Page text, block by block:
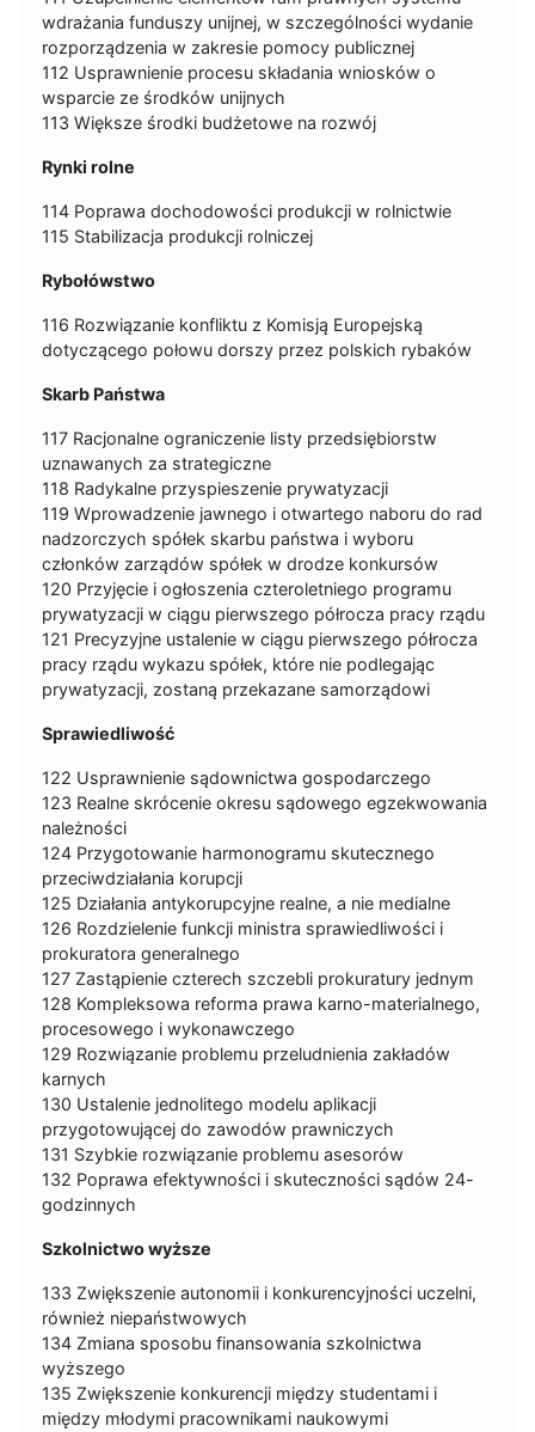
wdrażania funduszy unijnej, w szczególności wydanie
rozporządzenia w zakresie pomocy publicznej
112 Usprawnienie procesu składania wniosków o
wsparcie ze środków unijnych
113 Większe środki budżetowe na rozwój
Rynki rolne
114 Poprawa dochodowości produkcji w rolnictwie
115 Stabilizacja produkcji rolniczej
Rybołówstwo
116 Rozwiązanie konfliktu z Komisją Europejską
dotyczącego połowu dorszy przez polskich rybaków
Skarb Państwa
117 Racjonalne ograniczenie listy przedsiębiorstw
uznawanych za strategiczne
118 Radykalne przyspieszenie prywatyzacji
119 Wprowadzenie jawnego i otwartego naboru do rad
nadzorczych spółek skarbu państwa i wyboru
członków zarządów spółek w drodze konkursów
120 Przyjęcie i ogłoszenia czteroletniego programu
prywatyzacji w ciągu pierwszego półrocza pracy rządu
121 Precyzyjne ustalenie w ciągu pierwszego półrocza
pracy rządu wykazu spółek, które nie podlegając
prywatyzacji, zostaną przekazane samorządowi
Sprawiedliwość
122 Usprawnienie sądownictwa gospodarczego
123 Realne skrócenie okresu sądowego egzekwowania
należności
124 Przygotowanie harmonogramu skutecznego
przeciwdziałania korupcji
125 Działania antykorupcyjne realne, a nie medialne
126 Rozdzielenie funkcji ministra sprawiedliwości i
prokuratora generalnego
127 Zastąpienie czterech szczebli prokuratury jednym
128 Kompleksowa reforma prawa karno-materialnego,
procesowego i wykonawczego
129 Rozwiązanie problemu przeludnienia zakładów
karnych
130 Ustalenie jednolitego modelu aplikacji
przygotowującej do zawodów prawniczych
131 Szybkie rozwiązanie problemu asesorów
132 Poprawa efektywności i skuteczności sądów 24-
godzinnych
Szkolnictwo wyższe
133 Zwiększenie autonomii i konkurencyjności uczelni,
również niepaństwowych
134 Zmiana sposobu finansowania szkolnictwa
wyższego
135 Zwiększenie konkurencji między studentami i
między młodymi pracownikami naukowymi